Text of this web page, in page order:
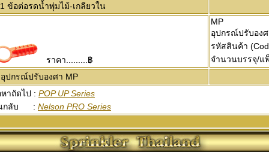
ข้อต่อรดน้ำพุ่มไม้-เกลียวใน
ราคา.........฿
MP
อุปกรณ์ปรับองศ
รหัสสินค้า
จำนวนบรรจุ/แ
ปกรณ์ปรับองศา MP
าถัดไป : POP UP Series
กลับ : Nelson PRO Series